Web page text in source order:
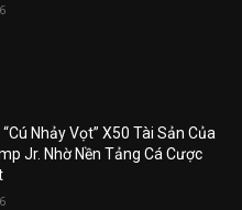
Nhảy Vọt” X50 Tài Sản Của
Jr. Nhờ Nền Tảng Cá Cược